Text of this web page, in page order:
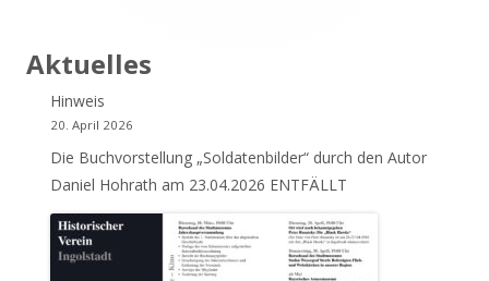
Aktuelles
Hinweis
20. April 2026
Die Buchvorstellung „Soldatenbilder“ durch den Autor
Daniel Hohrath am 23.04.2026 ENTFÄLLT